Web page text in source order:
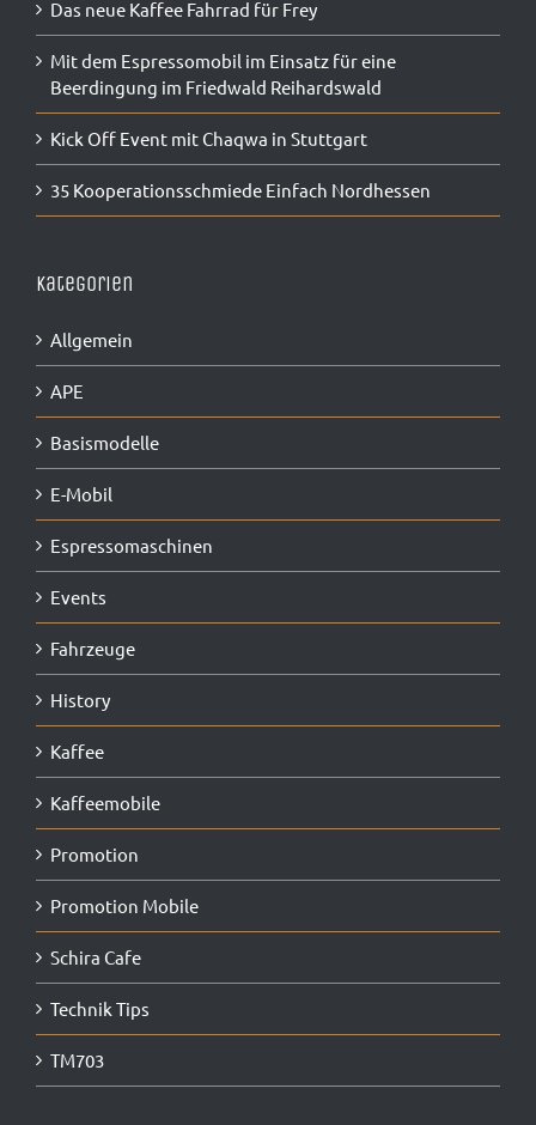
Das neue Kaffee Fahrrad für Frey
Mit dem Espressomobil im Einsatz für eine
Beerdingung im Friedwald Reihardswald
Kick Off Event mit Chaqwa in Stuttgart
35 Kooperationsschmiede Einfach Nordhessen
Kategorien
Allgemein
APE
Basismodelle
E-Mobil
Espressomaschinen
Events
Fahrzeuge
History
Kaffee
Kaffeemobile
Promotion
Promotion Mobile
Schira Cafe
Technik Tips
TM703